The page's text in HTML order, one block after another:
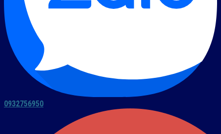
0932756950